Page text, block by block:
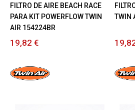
FILTRO DE AIRE BEACH RACE
PARA KIT POWERFLOW TWIN
AIR 154224BR
19,82 €
TWIN